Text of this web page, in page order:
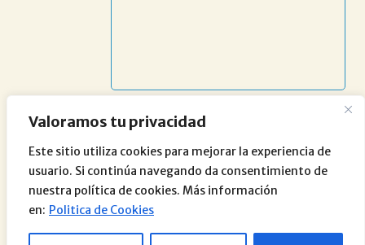
Valoramos tu privacidad
Este sitio utiliza cookies para mejorar la experiencia de
usuario. Si continúa navegando da consentimiento de
nuestra política de cookies. Más información
en: Politica de Cookies